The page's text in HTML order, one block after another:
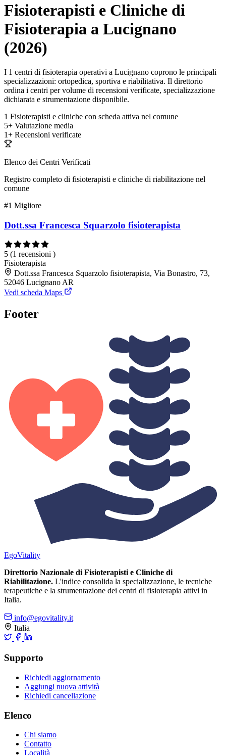
Fisioterapisti e Cliniche di
Fisioterapia a Lucignano
(2026)
I 1 centri di fisioterapia operativi a Lucignano coprono le principali
specializzazioni: ortopedica, sportiva e riabilitativa. Il direttorio
ordina i centri per volume di recensioni verificate, specializzazione
dichiarata e strumentazione disponibile.
1 Fisioterapisti e cliniche con scheda attiva nel comune
5+ Valutazione media
1+ Recensioni verificate
Elenco dei Centri Verificati
Registro completo di fisioterapisti e cliniche di riabilitazione nel
comune
#1 Migliore
Dott.ssa Francesca Squarzolo fisioterapista
5 (1 recensioni )
Fisioterapista
Dott.ssa Francesca Squarzolo fisioterapista, Via Bonastro, 73,
52046 Lucignano AR
Vedi scheda Maps
Footer
EgoVitality
Direttorio Nazionale di Fisioterapisti e Cliniche di
Riabilitazione. L'indice consolida la specializzazione, le tecniche
terapeutiche e la strumentazione dei centri di fisioterapia attivi in
Italia.
info@egovitality.it
Italia
Supporto
Richiedi aggiornamento
Aggiungi nuova attività
Richiedi cancellazione
Elenco
Chi siamo
Contatto
Località